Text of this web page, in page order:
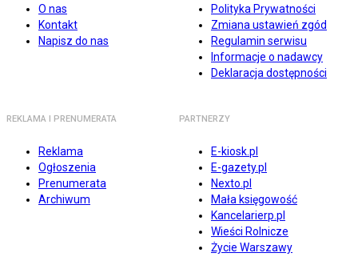
O nas
Kontakt
Napisz do nas
Polityka Prywatności
Zmiana ustawień zgód
Regulamin serwisu
Informacje o nadawcy
Deklaracja dostępności
REKLAMA I PRENUMERATA
Reklama
Ogłoszenia
Prenumerata
Archiwum
PARTNERZY
E-kiosk.pl
E-gazety.pl
Nexto.pl
Mała księgowość
Kancelarierp.pl
Wieści Rolnicze
Życie Warszawy